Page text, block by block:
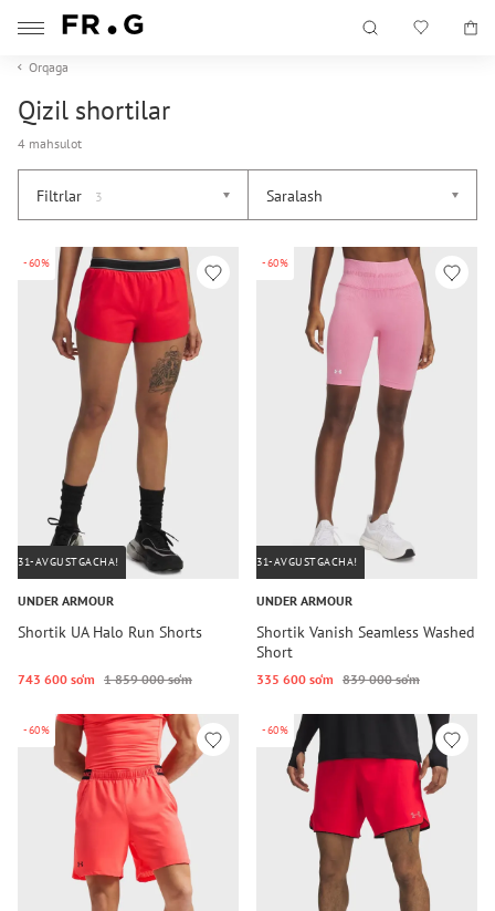
Orqaga
Qizil shortilar
4 mahsulot
Filtrlar 3 Saralash
-60%
31-AVGUSTGACHA!
UNDER ARMOUR
Shortik UA Halo Run Shorts
743 600 so‘m 1 859 000 so‘m
-60%
31-AVGUSTGACHA!
UNDER ARMOUR
Shortik Vanish Seamless Washed
Short
335 600 so‘m 839 000 so‘m
-60% -60%